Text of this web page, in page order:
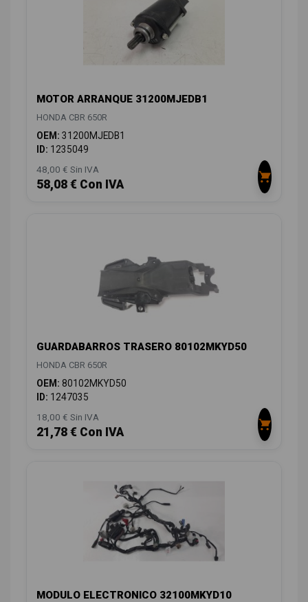
MOTOR ARRANQUE 31200MJEDB1
HONDA CBR 650R
OEM: 31200MJEDB1
ID: 1235049
48,00 € Sin IVA
58,08 € Con IVA
GUARDABARROS TRASERO 80102MKYD50
HONDA CBR 650R
OEM: 80102MKYD50
ID: 1247035
18,00 € Sin IVA
21,78 € Con IVA
MODULO ELECTRONICO 32100MKYD10